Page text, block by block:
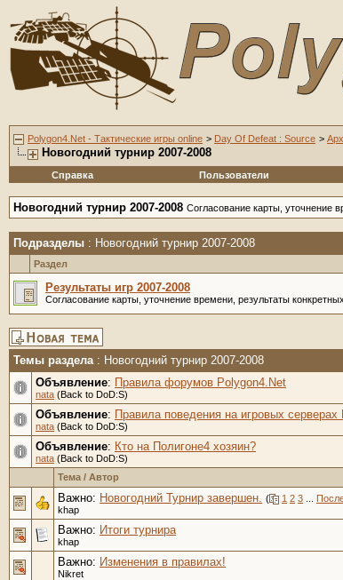
Polygon4.Net - Тактические игры online > Day Of Defeat : Source >
Новогодний турнир 2007-2008
Справка
Пользователи
Новогодний турнир 2007-2008 Согласование карты, уточнение
Подразделы : Новогодний турнир 2007-2008
Раздел
Результаты игр 2007-2008
Согласование карты, уточнение времени, результаты
Темы раздела: Новогодний турнир 2007-2008
Объявление: Правила форумов Polygon4.Net
nata (Back to DoD:S)
Объявление: Правила поведения на игровых серверах
nata (Back to DoD:S)
Объявление: Кто на Полигоне4 хозяин?
nata (Back to DoD:S)
Тема / Автор
Важно: Новогодний Турнир завершен. ( 1 2 3
khap
Важно: Итоги турнира
khap
Важно: Изменения в правилах!
Nikret